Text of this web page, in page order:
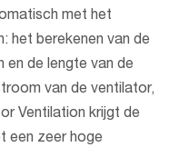
met het
het berekenen van de
en de lengte van de
van de ventilator,
Ventilation krijgt de
een zeer hoge